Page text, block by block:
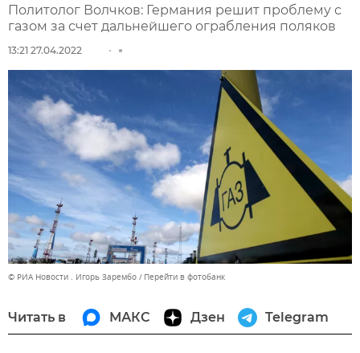
Политолог Волчков: Германия решит проблему с
газом за счет дальнейшего ограбления поляков
13:21 27.04.2022
© РИА Новости . Игорь Зарембо Перейти в фотобанк
Читать в МАКС Дзен Telegram